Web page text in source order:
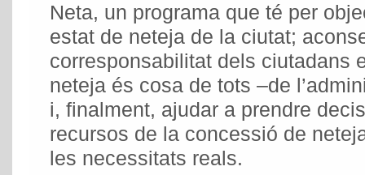
Neta, un programa que té per
estat de neteja de la ciutat;
corresponsabilitat dels ciutadans
neteja és cosa de tots –de
i, finalment, ajudar a prendre
recursos de la concessió de
les necessitats reals.